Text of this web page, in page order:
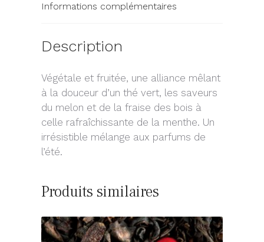
Informations complémentaires
Description
Végétale et fruitée, une alliance mêlant
à la douceur d’un thé vert, les saveurs
du melon et de la fraise des bois à
celle rafraîchissante de la menthe. Un
irrésistible mélange aux parfums de
l’été.
Produits similaires